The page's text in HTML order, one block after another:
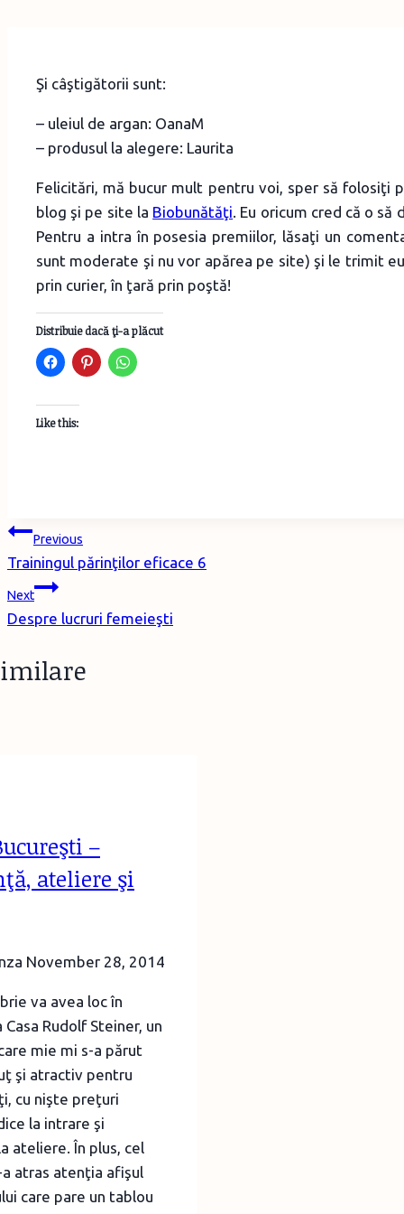
Şi câştigătorii sunt:
– uleiul de argan: OanaM
– produsul la alegere: Laurita
Felicitări, mă bucur mult pentru voi, sper să folosiţi
blog şi pe site la Biobunătăţi. Eu oricum cred că o
Pentru a intra în posesia premiilor, lăsaţi un
sunt moderate şi nu vor apărea pe site) şi le trimit
prin curier, în ţară prin poştă!
Distribuie dacă ţi-a plăcut
Like this:
Post
navigation
Previous
Trainingul părinţilor eficace 6
Next
Despre lucruri femeieşti
–
ateliere şi
November 28, 2014
va avea loc în
Rudolf Steiner, un
mie mi s-a părut
şi atractiv pentru
cu nişte preţuri
la intrare şi
ateliere. În plus, cel
atras atenţia afişul
care pare un tablou